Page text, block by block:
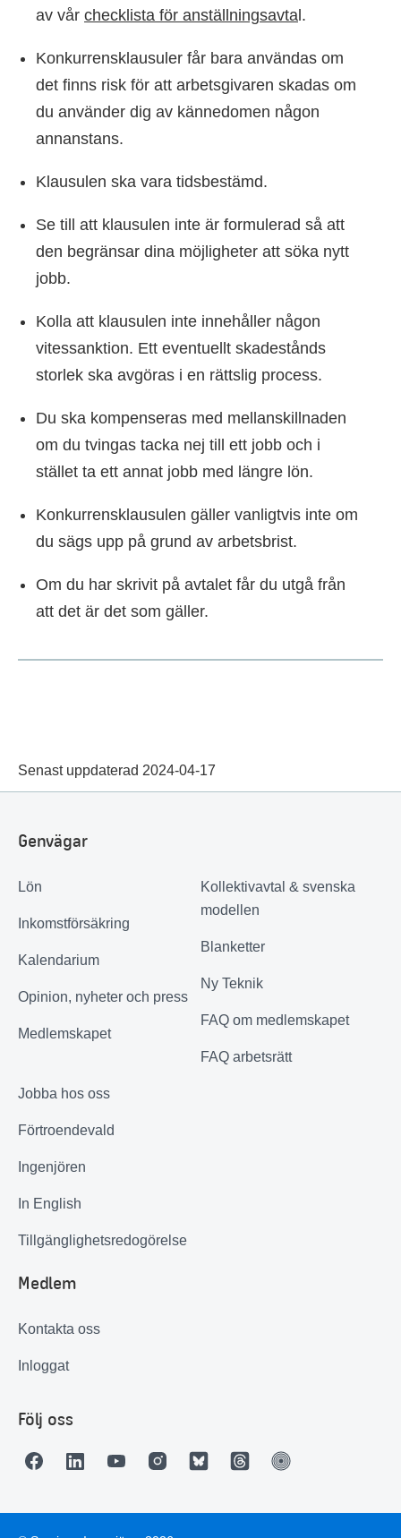
av vår checklista för anställningsavta l.
Konkurrensklausuler får bara användas om
det finns risk för att arbetsgivaren skadas om
du använder dig av kännedomen någon
annanstans.
Klausulen ska vara tidsbestämd.
Se till att klausulen inte är formulerad så att
den begränsar dina möjligheter att söka nytt
jobb.
Kolla att klausulen inte innehåller någon
vitessanktion. Ett eventuellt skadestånds
storlek ska avgöras i en rättslig process.
Du ska kompenseras med mellanskillnaden
om du tvingas tacka nej till ett jobb och i
stället ta ett annat jobb med längre lön.
Konkurrensklausulen gäller vanligtvis inte om
du sägs upp på grund av arbetsbrist.
Om du har skrivit på avtalet får du utgå från
att det är det som gäller.
Senast uppdaterad 2024-04-17
Genvägar
Lön
Inkomstförsäkring
Kalendarium
Opinion, nyheter och press
Medlemskapet
Kollektivavtal & svenska
modellen
Blanketter
Ny Teknik
FAQ om medlemskapet
FAQ arbetsrätt
Jobba hos oss
Förtroendevald
Ingenjören
In English
Tillgänglighetsredogörelse
Medlem
Kontakta oss
Inloggat
Följ oss